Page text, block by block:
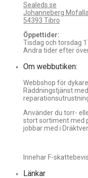
Sealeds.se
Johanneberg Mofalla
54393 Tibro
Öppettider:
Tisdag och torsdag
Andra tider efter
Om webbutiken:
Webbshop för
Räddningstjänst
Använder du torr-
stort sortiment med
jobbar med i
Innehar F-skattebevis
Länkar